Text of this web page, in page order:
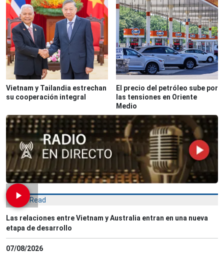
Vietnam y Tailandia estrechan
su cooperación integral
El precio del petróleo sube por
las tensiones en Oriente
Medio
Most Read
Las relaciones entre Vietnam y Australia entran en una nueva
etapa de desarrollo
07/08/2026